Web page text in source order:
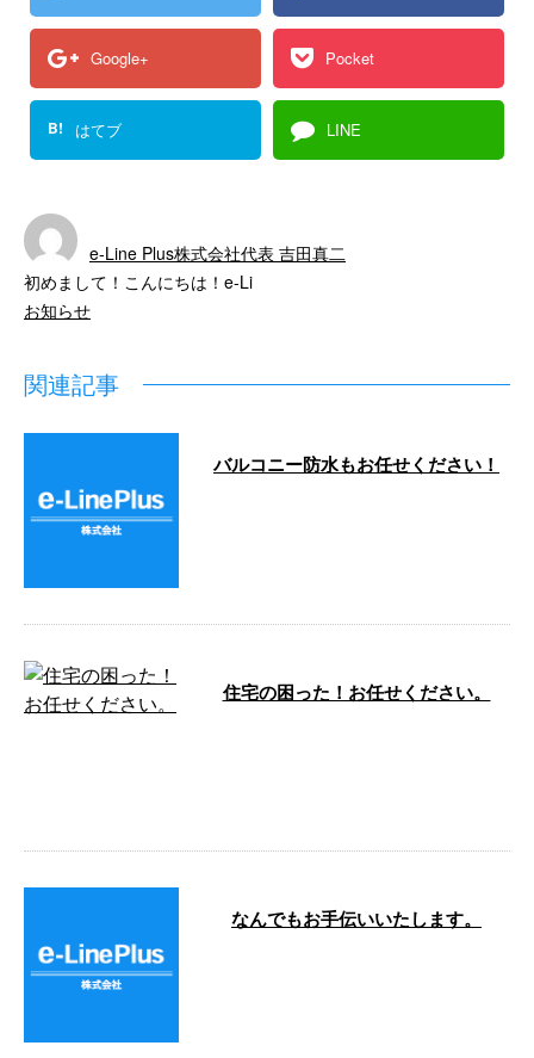
Google+ Pocket
B! はてブ LINE
e-Line Plus株式会社代表 吉田真二
初めまして！こんにちは！e-Li
お知らせ
関連記事
バルコニー防水もお任せください！
住宅の困った！お任せください。
なんでもお手伝いいたします。